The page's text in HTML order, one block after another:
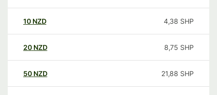
10 NZD 4,38 SHP
20 NZD 8,75 SHP
50 NZD 21,88 SHP